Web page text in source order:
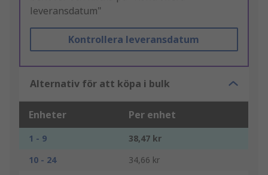
leveransdatum"
Kontrollera leveransdatum
Alternativ för att köpa i bulk
Enheter Per enhet
1 - 9
38,47 kr
10 - 24
34,66 kr